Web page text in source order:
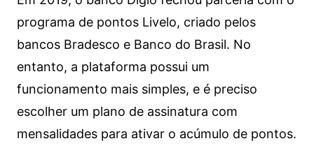
programa de pontos Livelo, criado pelos
bancos Bradesco e Banco do Brasil. No
entanto, a plataforma possui um
funcionamento mais simples, e é preciso
escolher um plano de assinatura com
mensalidades para ativar o acúmulo de pontos.